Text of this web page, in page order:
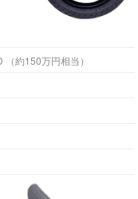
12,795USD （約150万円相当）